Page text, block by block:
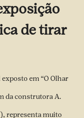
de tirar
em “O Olhar
da construtora A.
representa muito